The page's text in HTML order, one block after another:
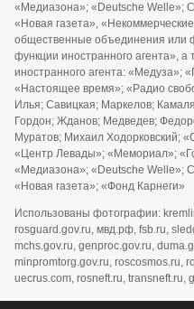
«Медиазона»; «Deutsche Welle»;
«Новая газета»,
общественные объединения или
функции иностранного агента»,
иностранного агента: «Медуза»;
«Настоящее время»; «Радио
Илья; Савицкая; Маркелов;
Гордон; Жданов; Медведев;
Муратов; Михаил Ходорковский;
«Центр Левады»; «Мемориал»;
«Медиазона»; «Deutsche Welle»;
«Новая газета»; «Фонд Карнеги»
Использованы фотографии:
rosguard.gov.ru, мвд.рф, fsb.ru,
mchs.gov.ru, genproc.gov.ru,
minpromtorg.gov.ru, roscosmos.ru,
uecrus.com, rosneft.ru, transneft.ru,